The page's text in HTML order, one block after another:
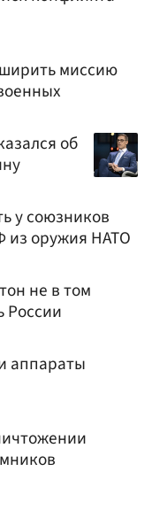
миссию
об
у союзников
из оружия НАТО
не в том
России
аппараты